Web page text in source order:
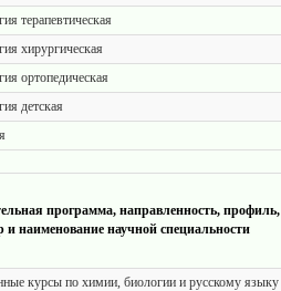
терапевтическая
хирургическая
ортопедическая
детская
программа, направленность, профиль,
наименование научной специальности
курсы по химии, биологии и русскому языку